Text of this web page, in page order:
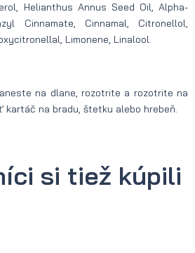
Helianthus Annus Seed Oil, Alpha-
Cinnamate, Cinnamal, Citronellol,
Limonene, Linalool.
na dlane, rozotrite a rozotrite na
kartáč na bradu, štetku alebo hrebeň.
si tiež kúpili